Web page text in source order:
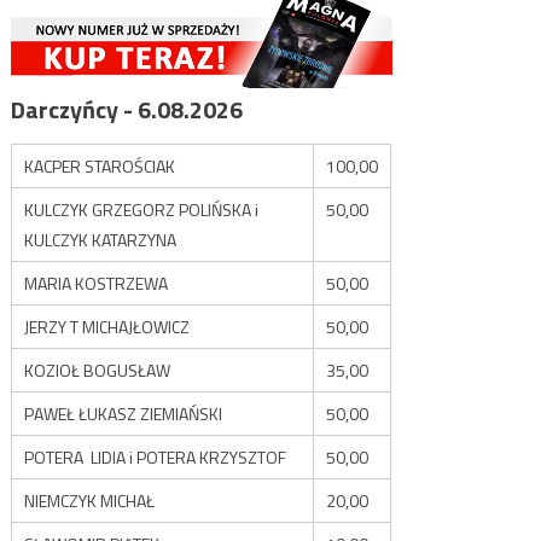
Darczyńcy - 6.08.2026
KACPER STAROŚCIAK
100,00
KULCZYK GRZEGORZ POLIŃSKA i
KULCZYK KATARZYNA
50,00
MARIA KOSTRZEWA
50,00
JERZY T MICHAJŁOWICZ
50,00
KOZIOŁ BOGUSŁAW
35,00
PAWEŁ ŁUKASZ ZIEMIAŃSKI
50,00
POTERA LIDIA i POTERA KRZYSZTOF
50,00
NIEMCZYK MICHAŁ
20,00